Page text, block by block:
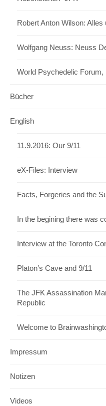
Robert Anton Wilson: Alles
Wolfgang Neuss: Neuss
World Psychedelic Forum,
Bücher
English
11.9.2016: Our 9/11
eX-Files: Interview
Facts, Forgeries and the
In the begining there was
Interview at the Toronto
Platon’s Cave and 9/11
The JFK Assassination
Republic
Welcome to
Impressum
Notizen
Videos